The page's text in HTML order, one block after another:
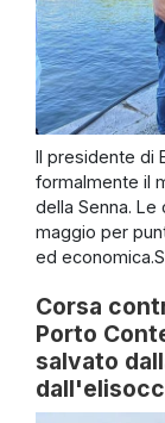
Il presidente di
formalmente il
della Senna.
maggio per
ed
Corsa
Porto
salvato